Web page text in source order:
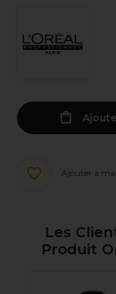
Ajouter à ma
Les
Produit